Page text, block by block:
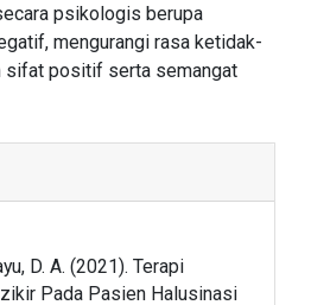
psikologis berupa
mengurangi rasa ketidak-
sifat positif serta semangat
D. A. (2021). Terapi
Pada Pasien Halusinasi